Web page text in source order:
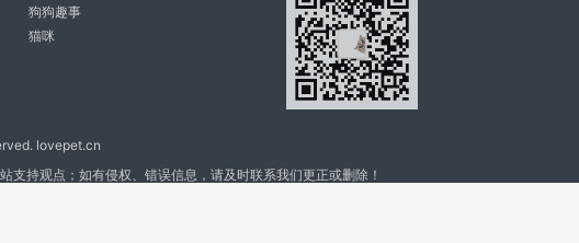
狗狗趣事
猫咪
lovepet.cn
持观点；如有侵权、错误信息，请及时联系我们更正或删除！